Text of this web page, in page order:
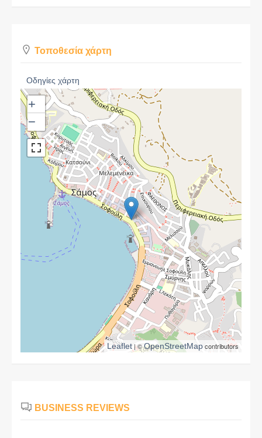
Τοποθεσία χάρτη
Οδηγίες χάρτη
+
−
Leaflet | ©OpenStreetMapcontributors
BUSINESS REVIEWS